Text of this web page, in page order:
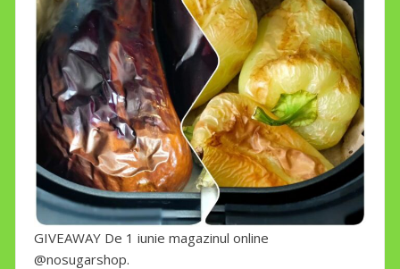
GIVEAWAY De 1 iunie magazinul online
@nosugarshop.